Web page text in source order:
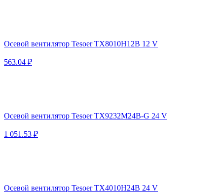
Осевой вентилятор Tesoer TX8010H12B 12 V
563.04 ₽
Осевой вентилятор Tesoer TX9232M24B-G 24 V
1 051.53 ₽
Осевой вентилятор Tesoer TX4010H24B 24 V